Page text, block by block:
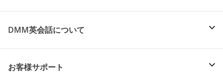
DMM英会話について
お客様サポート